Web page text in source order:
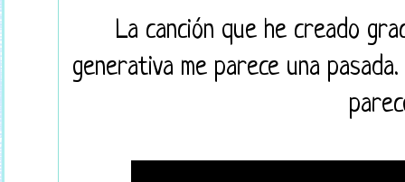
La canción que he creado
generativa me parece una pasada.